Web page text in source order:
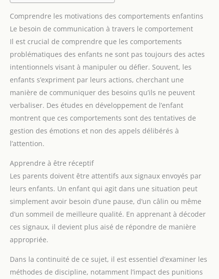
Comprendre les motivations des comportements enfantins
Le besoin de communication à travers le comportement
Il est crucial de comprendre que les comportements
problématiques des enfants ne sont pas toujours des actes
intentionnels visant à manipuler ou défier. Souvent, les
enfants s’expriment par leurs actions, cherchant une
manière de communiquer des besoins qu’ils ne peuvent
verbaliser. Des études en développement de l’enfant
montrent que ces comportements sont des tentatives de
gestion des émotions et non des appels délibérés à
l’attention.
Apprendre à être réceptif
Les parents doivent être attentifs aux signaux envoyés par
leurs enfants. Un enfant qui agit dans une situation peut
simplement avoir besoin d’une pause, d’un câlin ou même
d’un sommeil de meilleure qualité. En apprenant à décoder
ces signaux, il devient plus aisé de répondre de manière
appropriée.
Dans la continuité de ce sujet, il est essentiel d’examiner les
méthodes de discipline, notamment l’impact des punitions